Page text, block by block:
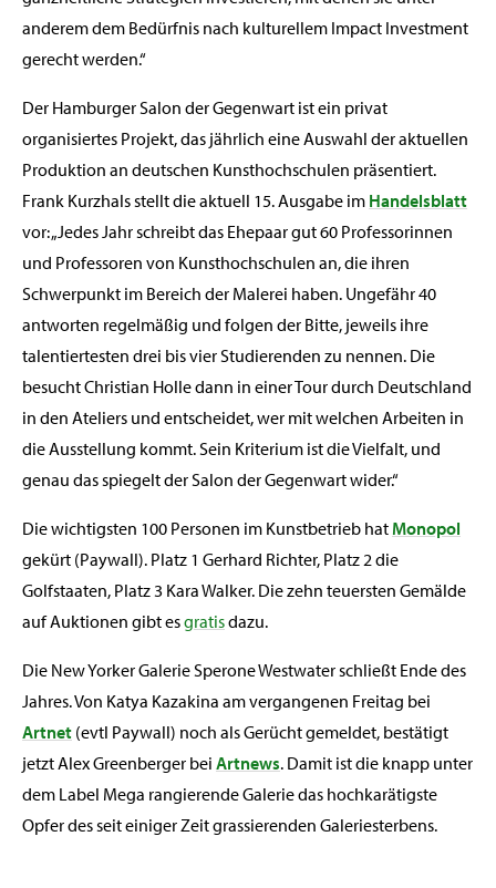
anderem dem Bedürfnis nach kulturellem Impact Investment
gerecht werden.“
Der Hamburger Salon der Gegenwart ist ein privat
organisiertes Projekt, das jährlich eine Auswahl der aktuellen
Produktion an deutschen Kunsthochschulen präsentiert.
Frank Kurzhals stellt die aktuell 15. Ausgabe im Handelsblatt
vor: „Jedes Jahr schreibt das Ehepaar gut 60 Professorinnen
und Professoren von Kunsthochschulen an, die ihren
Schwerpunkt im Bereich der Malerei haben. Ungefähr 40
antworten regelmäßig und folgen der Bitte, jeweils ihre
talentiertesten drei bis vier Studierenden zu nennen. Die
besucht Christian Holle dann in einer Tour durch Deutschland
in den Ateliers und entscheidet, wer mit welchen Arbeiten in
die Ausstellung kommt. Sein Kriterium ist die Vielfalt, und
genau das spiegelt der Salon der Gegenwart wider.“
Die wichtigsten 100 Personen im Kunstbetrieb hat Monopol
gekürt (Paywall). Platz 1 Gerhard Richter, Platz 2 die
Golfstaaten, Platz 3 Kara Walker. Die zehn teuersten Gemälde
auf Auktionen gibt esgratisdazu.
Die New Yorker Galerie Sperone Westwater schließt Ende des
Jahres. Von Katya Kazakina am vergangenen Freitag bei
Artnet (evtl Paywall) noch als Gerücht gemeldet, bestätigt
jetzt Alex Greenberger bei Artnews. Damit ist die knapp unter
dem Label Mega rangierende Galerie das hochkarätigste
Opfer des seit einiger Zeit grassierenden Galeriesterbens.